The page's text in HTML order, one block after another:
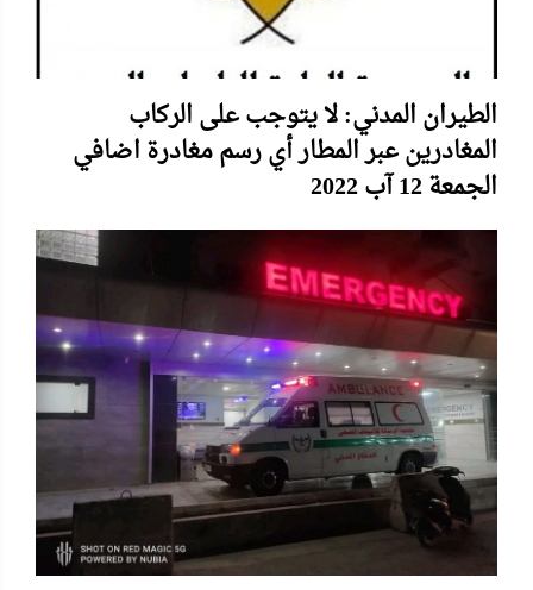
الطيران المدني: لا يتوجب على الركاب
المغادرين عبر المطار أي رسم مغادرة اضافي
الجمعة 12 آب 2022